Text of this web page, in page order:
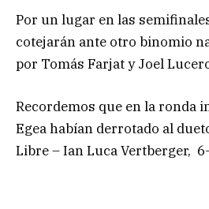
Por un lugar en las
cotejarán ante otro binomio
por Tomás Farjat y Joel
Recordemos que en la ronda
Egea habían derrotado al
Libre – Ian Luca Vertberger,